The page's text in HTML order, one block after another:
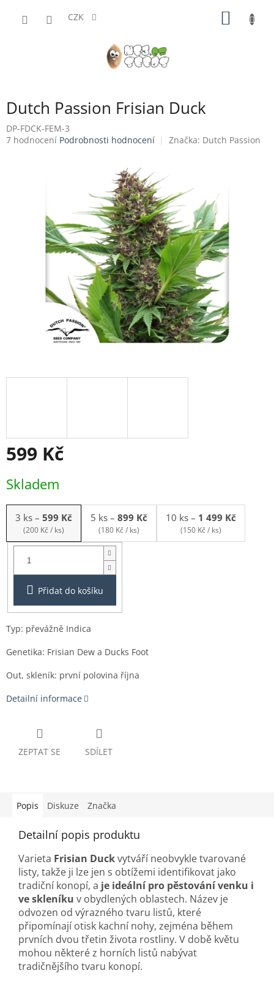
CZK
Dutch Passion Frisian Duck
DP-FDCK-FEM-3
Průměrné
hvězdiček.
7 hodnocení Podrobnosti hodnocení Značka: Dutch Passion
599 Kč
cena:
Skladem
3 ks – 599 Kč
(200 Kč / ks)
5 ks – 899 Kč
(180 Kč / ks)
10 ks – 1 499 Kč
(150 Kč / ks)
Balení:
Přidat do košíku
Typ: převážně Indica
Genetika: Frisian Dew a Ducks Foot
Out, skleník: první polovina října
Detailní informace
ZEPTAT SE SDÍLET
Popis Diskuze Značka
Detailní popis produktu
Varieta Frisian Duckvytváří neobvykle tvarované
listy, takže ji lze jen s obtížemi identifikovat jako
tradiční konopí, a je ideální pro pěstování venku i
ve skleníku v obydlených oblastech. Název je
odvozen od výrazného tvaru listů, které
připomínají otisk kachní nohy, zejména během
prvních dvou třetin života rostliny. V době květu
mohou některé z horních listů nabývat
tradičnějšího tvaru konopí.